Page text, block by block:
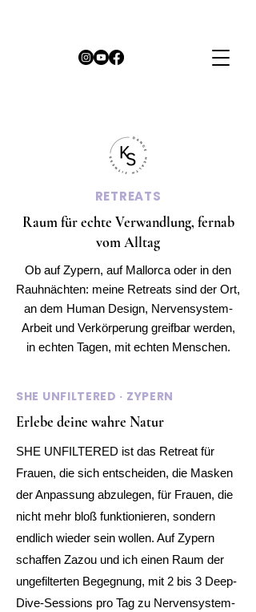
RETREATS
Raum für echte Verwandlung, fernab
vom Alltag
Ob auf Zypern, auf Mallorca oder in den
Rauhnächten: meine Retreats sind der Ort,
an dem Human Design, Nervensystem-
Arbeit und Verkörperung greifbar werden,
in echten Tagen, mit echten Menschen.
SHE UNFILTERED · ZYPERN
Erlebe deine wahre Natur
SHE UNFILTERED ist das Retreat für
Frauen, die sich entscheiden, die Masken
der Anpassung abzulegen, für Frauen, die
nicht mehr bloß funktionieren, sondern
endlich wieder sein wollen. Auf Zypern
schaffen Zazou und ich einen Raum der
ungefilterten Begegnung, mit 2 bis 3 Deep-
Dive-Sessions pro Tag zu Nervensystem-